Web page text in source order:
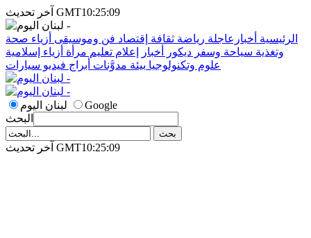
آخر تحديث GMT10:25:09
الرئيسية أخبارعاجلة رياضة ثقافة إقتصاد فن وموسيقى أزياء صحة
وتغذية سياحة وسفر ديكور أخبار إعلام تعليم مرأة أزياء إسلامية
علوم وتكنولوجيا بيئة مدوَّنات أبراج فيديو سيارات
لبنان اليوم
Google
البحث
آخر تحديث GMT10:25:09